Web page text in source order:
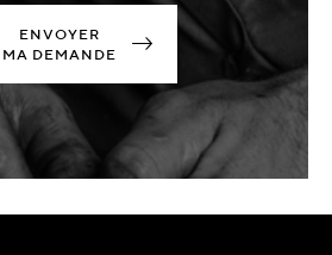
ENVOYER
MA DEMANDE